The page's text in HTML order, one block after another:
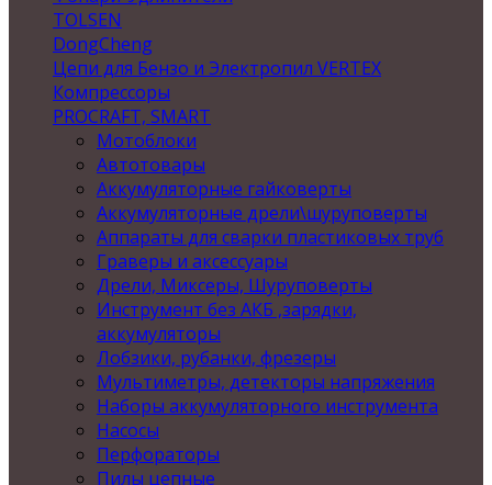
TOLSEN
DongCheng
Цепи для Бензо и Электропил VERTEX
Компрессоры
PROCRAFT, SMART
Мотоблоки
Автотовары
Аккумуляторные гайковерты
Аккумуляторные дрели\шуруповерты
Аппараты для сварки пластиковых труб
Граверы и аксессуары
Дрели, Миксеры, Шуруповерты
Инструмент без АКБ ,зарядки,
аккумуляторы
Лобзики, рубанки, фрезеры
Мультиметры, детекторы напряжения
Наборы аккумуляторного инструмента
Насосы
Перфораторы
Пилы цепные